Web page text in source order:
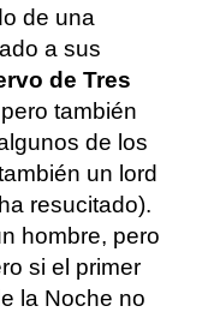
de una
a sus
de Tres
también
de los
un lord
resucitado).
hombre, pero
si el primer
la Noche no